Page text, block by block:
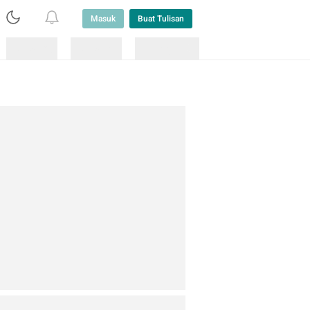
Masuk Buat Tulisan